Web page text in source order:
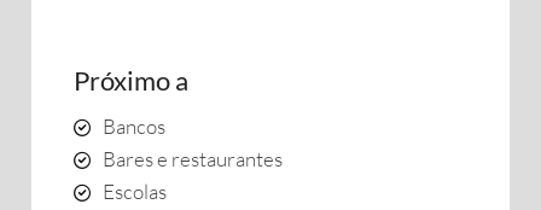
Próximo a
Bancos
Bares e restaurantes
Escolas